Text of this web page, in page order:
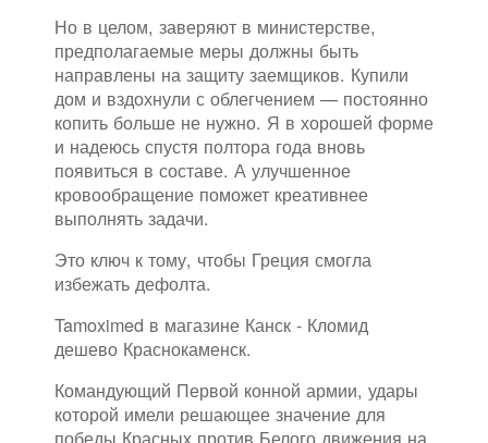
Но в целом, заверяют в министерстве,
предполагаемые меры должны быть
направлены на защиту заемщиков. Купили
дом и вздохнули с облегчением — постоянно
копить больше не нужно. Я в хорошей форме
и надеюсь спустя полтора года вновь
появиться в составе. А улучшенное
кровообращение поможет креативнее
выполнять задачи.
Это ключ к тому, чтобы Греция смогла
избежать дефолта.
Tamoximed в магазине Канск - Кломид
дешево Краснокаменск.
Командующий Первой конной армии, удары
которой имели решающее значение для
победы Красных против Белого движения на